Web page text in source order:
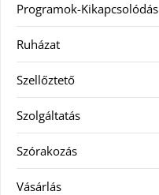
Programok-Kikapcsolódás
Ruházat
Szellőztető
Szolgáltatás
Szórakozás
Vásárlás